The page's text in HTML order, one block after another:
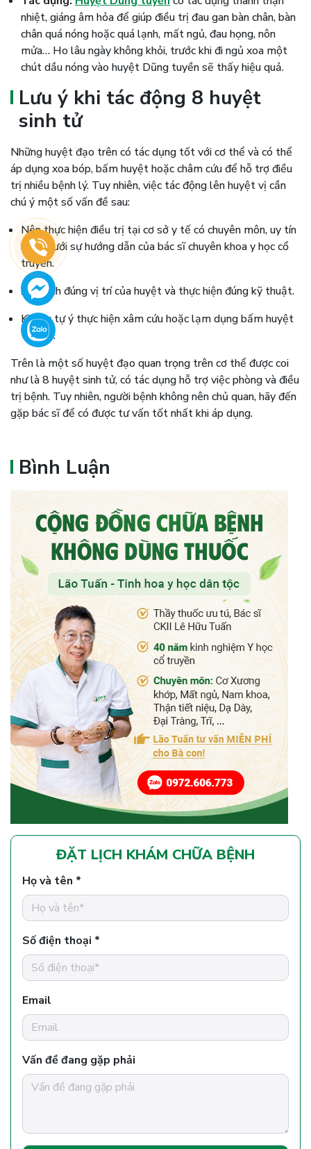
nhiệt, giáng âm hỏa để giúp điều trị đau gan bàn chân, bàn
chân quá nóng hoặc quá lạnh, mất ngủ, đau họng, nôn
mửa… Ho lâu ngày không khỏi, trước khi đi ngủ xoa một
chút dầu nóng vào huyệt Dũng tuyền sẽ thấy hiệu quả.
Lưu ý khi tác động 8 huyệt
sinh tử
Những huyệt đạo trên có tác dụng tốt với cơ thể và có thể
áp dụng xoa bóp, bấm huyệt hoặc châm cứu để hỗ trợ điều
trị nhiều bệnh lý. Tuy nhiên, việc tác động lên huyệt vị cần
chú ý một số vấn đề sau:
Nên thực hiện điều trị tại cơ sở y tế có chuyên môn, uy tín
hoặc dưới sự hướng dẫn của bác sĩ chuyên khoa y học cổ
truyền.
Xác định đúng vị trí của huyệt và thực hiện đúng kỹ thuật.
Không tự ý thực hiện xâm cứu hoặc lạm dụng bấm huyệt
tại nhà.
Trên là một số huyệt đạo quan trọng trên cơ thể được coi
như là 8 huyệt sinh tử, có tác dụng hỗ trợ việc phòng và điều
trị bệnh. Tuy nhiên, người bệnh không nên chủ quan, hãy đến
gặp bác sĩ để có được tư vấn tốt nhất khi áp dụng.
Bình Luận
ĐẶT LỊCH KHÁM CHỮA BỆNH
Họ và tên *
Số điện thoại *
Email
Vấn đề đang gặp phải